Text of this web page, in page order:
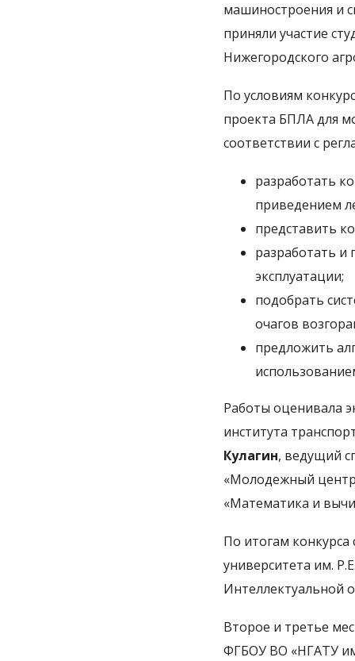
машиностроения и
приняли участие
Нижегородского
По условиям
проекта БПЛА для
соответствии с
разработать
приведением
представить
разработать и
эксплуатации;
подобрать
очагов
предложить
Работы оценивала
института
Кулагин, ведущий
«Молодежный
«Математика и
По итогам конкурса
университета им.
Интеллектуальной
Второе и третье
ФГБОУ ВО «НГАТУ